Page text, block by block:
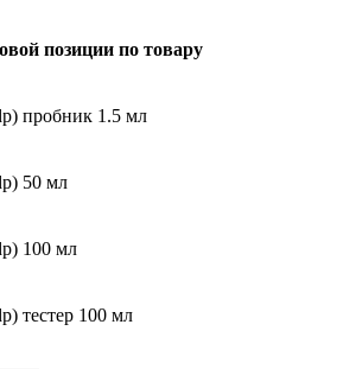
позиции по товару
пробник 1.5 мл
50 мл
100 мл
тестер 100 мл